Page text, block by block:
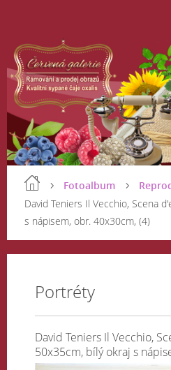
Fotoalbum
David Teniers Il Vecchio, Scena
s nápisem, obr. 40x30cm, (4)
Portréty
David Teniers Il Vecchio,
50x35cm, bílý okraj s